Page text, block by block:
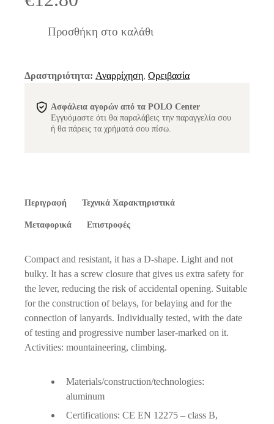
Προσθήκη στο καλάθι
Δραστηριότητα: Αναρρίχηση, Ορειβασία
Ασφάλεια αγορών από τα POLO Center
Εγγυόμαστε ότι θα παραλάβεις την παραγγελία σου
ή θα πάρεις τα χρήματά σου πίσω.
Περιγραφή Τεχνικά Χαρακτηριστικά
Μεταφορικά Επιστροφές
Compact and resistant, it has a D-shape. Light and not
bulky. It has a screw closure that gives us extra safety for
the lever, reducing the risk of accidental opening. Suitable
for the construction of belays, for belaying and for the
connection of lanyards. Individually tested, with the date
of testing and progressive number laser-marked on it.
Activities: mountaineering, climbing.
Materials/construction/technologies:
aluminum
Certifications: CE EN 12275 – class B,